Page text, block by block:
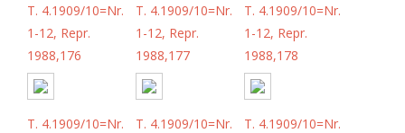
T. 4.1909/10=Nr.
1-12, Repr.
1988,176
T. 4.1909/10=Nr.
1-12, Repr.
1988,177
T. 4.1909/10=Nr.
1-12, Repr.
1988,178
T. 4.1909/10=Nr.
T. 4.1909/10=Nr.
T. 4.1909/10=Nr.